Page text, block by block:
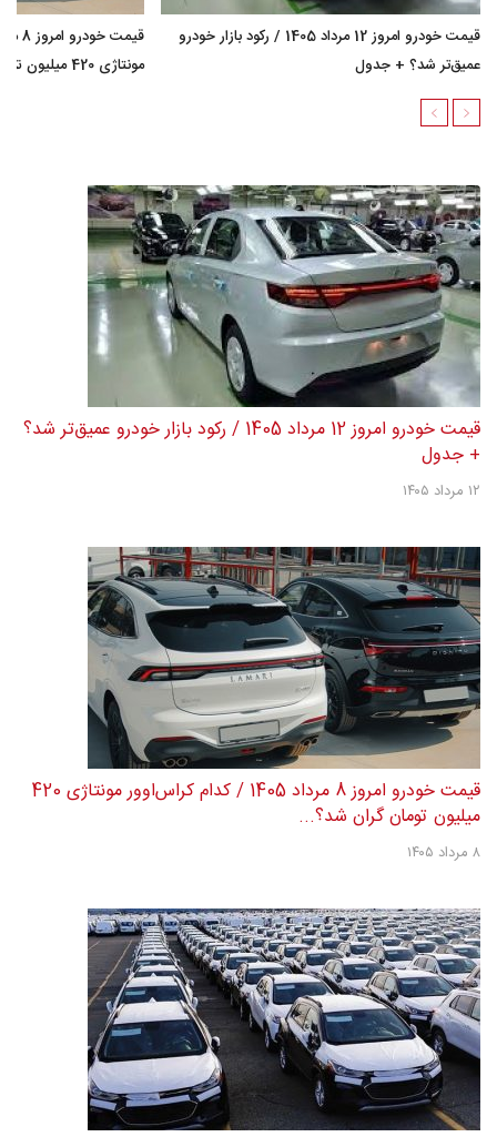
قیمت خودرو امروز 12 مرداد 1405 / رکود بازار خودرو
عمیق‌تر شد؟ + جدول
مونتاژی 420 میلیون تومان گران شد؟ + جدول
قیمت خودرو امروز 12 مرداد 1405 / رکود بازار خودرو عمیق‌تر شد؟
+ جدول
۱۲ مرداد ۱۴۰۵
قیمت خودرو امروز 8 مرداد 1405 / کدام کراس‌اوور مونتاژی 420
میلیون تومان گران شد؟...
۸ مرداد ۱۴۰۵